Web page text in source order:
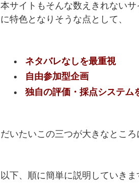
本サイトもそんな数えきれない
に特色となりそうな点として、
ネタバレなしを最重視
自由参加型企画
独自の評価・採点システム
だいたいこの三つが大きなところ
以下、順に簡単に説明していきま